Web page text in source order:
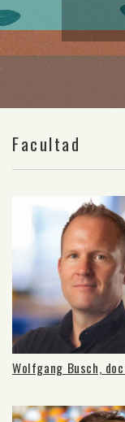
Facultad
Wolfgang Busch,